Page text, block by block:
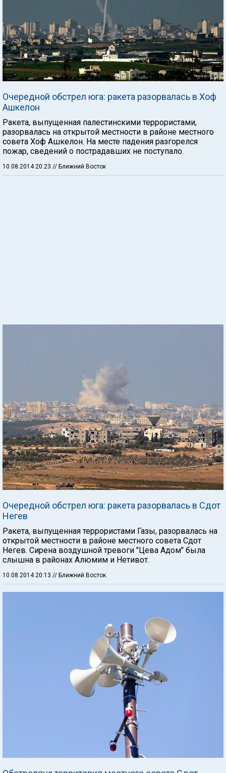
Очередной обстрел юга: ракета разорвалась в Хоф
Ашкелон
Ракета, выпущенная палестинскими террористами,
разорвалась на открытой местности в районе местного
совета Хоф Ашкелон. На месте падения разгорелся
пожар, сведений о пострадавших не поступало.
10.08.2014 20:23 // Ближний Восток
Очередной обстрел юга: ракета разорвалась в Сдот
Негев
Ракета, выпущенная террористами Газы, разорвалась на
открытой местности в районе местного совета Сдот
Негев. Сирена воздушной тревоги "Цева Адом" была
слышна в районах Алюмим и Нетивот.
10.08.2014 20:13 // Ближний Восток